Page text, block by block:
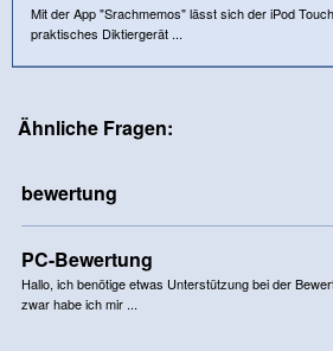
Mit der App "Srachmemos" lässt sich der iPod
praktisches Diktiergerät ...
Ähnliche Fragen:
bewertung
PC-Bewertung
Hallo, ich benötige etwas Unterstützung bei der
zwar habe ich mir ...